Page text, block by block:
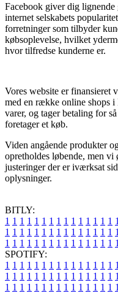
Facebook giver dig
internet selskabets
forretninger som tilbyder
købsoplevelse, hvilket
hvor tilfredse kunderne er.
Vores website er finansieret
med en række online shops
varer, og tager betaling for
foretager et køb.
Viden angående produkter
opretholdes løbende, men vi
justeringer der er iværksat
oplysninger.
BITLY:
1 1 1 1 1 1 1 1 1 1 1 1 1 1 1 1
1 1 1 1 1 1 1 1 1 1 1 1 1 1 1 1
1 1 1 1 1 1 1 1 1 1 1 1 1 1 1 1
SPOTIFY:
1 1 1 1 1 1 1 1 1 1 1 1 1 1 1 1
1 1 1 1 1 1 1 1 1 1 1 1 1 1 1 1
1 1 1 1 1 1 1 1 1 1 1 1 1 1 1 1